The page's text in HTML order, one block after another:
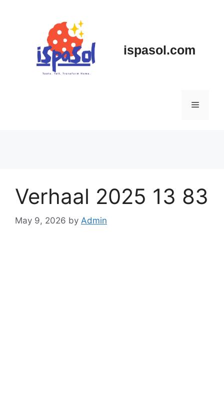
ispasol.com
Menu
Verhaal 2025 13 83
May 9, 2026 by Admin